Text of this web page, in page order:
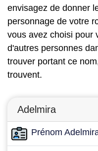
envisagez de donner
personnage de votre
vous avez choisi pour
d'autres personnes
trouver portant ce
trouvent.
Adelmira
Prénom